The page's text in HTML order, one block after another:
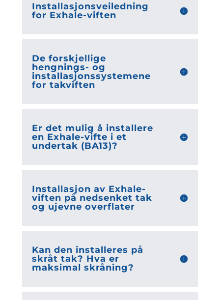
Installasjonsveiledning
for Exhale-viften
De forskjellige
hengnings- og
installasjonssystemene
for takviften
Er det mulig å installere
en Exhale-vifte i et
undertak (BA13)?
Installasjon av Exhale-
viften på nedsenket tak
og ujevne overflater
Kan den installeres på
skråt tak? Hva er
maksimal skråning?